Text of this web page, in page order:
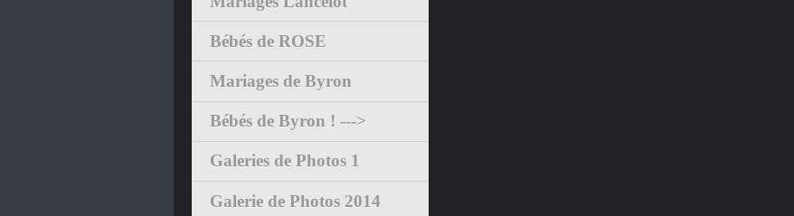
Bébés de ROSE
Mariages de Byron
Bébés de Byron ! --->
Galeries de Photos 1
Galerie de Photos 2014